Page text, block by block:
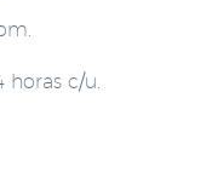
horas c/u.